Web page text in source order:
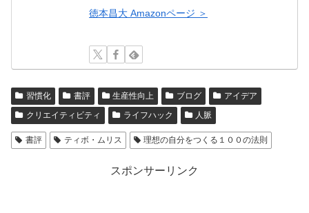
徳本昌大 Amazonページ ＞
習慣化 書評 生産性向上 ブログ
アイデア
クリエイティビティ
ライフハック 人脈
書評 ティボ・ムリス 理想の自分をつくる１００の法則
スポンサーリンク